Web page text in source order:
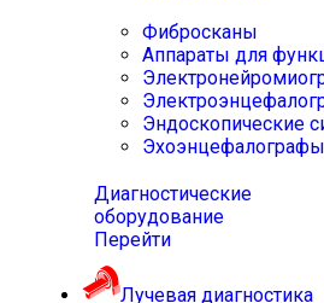
Фибросканы
Аппараты для
Эндоскопические
Эхоэнцефалографы
Диагностические
оборудование
Перейти
Лучевая диагностика